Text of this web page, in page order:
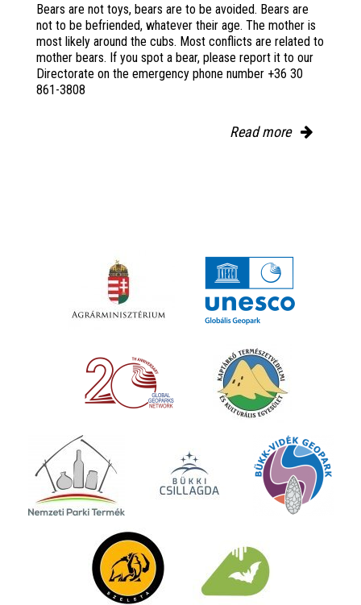
Bears are not toys, bears are to be avoided. Bears are
not to be befriended, whatever their age. The mother is
most likely around the cubs. Most conflicts are related to
mother bears. If you spot a bear, please report it to our
Directorate on the emergency phone number +36 30
861-3808
Read more